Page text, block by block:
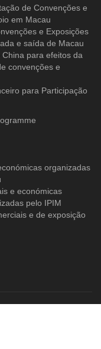
de Convenções e
em Macau
e Exposições
e saída de Macau
para efeitos da
convenções e
para Participação
organizadas
e económicas
pelo IPIM
e de exposição